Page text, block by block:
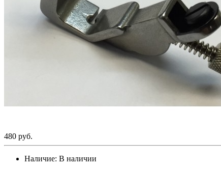
480 руб.
Наличие: В наличии